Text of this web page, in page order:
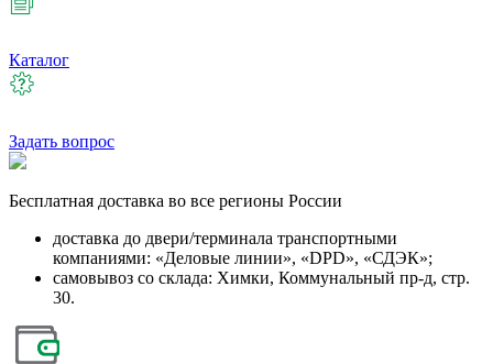
Каталог
Задать вопрос
Бесплатная доставка во все регионы России
доставка до двери/терминала транспортными
компаниями: «Деловые линии», «DPD», «СДЭК»;
самовывоз со склада: Химки, Коммунальный пр-д, стр.
30.